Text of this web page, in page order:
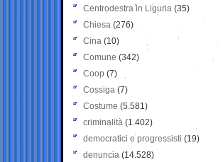
Centrodestra in Liguria (35)
Chiesa (276)
Cina (10)
Comune (342)
Coop (7)
Cossiga (7)
Costume (5.581)
criminalità (1.402)
democratici e progressisti (19)
denuncia (14.528)